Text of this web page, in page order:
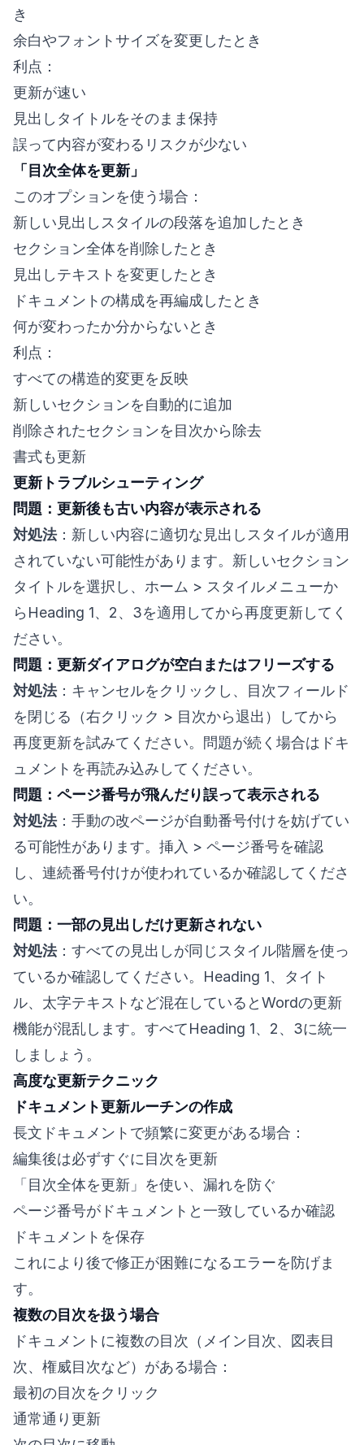
き
余白やフォントサイズを変更したとき
利点：
更新が速い
見出しタイトルをそのまま保持
誤って内容が変わるリスクが少ない
「目次全体を更新」
このオプションを使う場合：
新しい見出しスタイルの段落を追加したとき
セクション全体を削除したとき
見出しテキストを変更したとき
ドキュメントの構成を再編成したとき
何が変わったか分からないとき
利点：
すべての構造的変更を反映
新しいセクションを自動的に追加
削除されたセクションを目次から除去
書式も更新
更新トラブルシューティング
問題：更新後も古い内容が表示される
対処法：新しい内容に適切な見出しスタイルが適用
されていない可能性があります。新しいセクション
タイトルを選択し、ホーム > スタイルメニューか
らHeading 1、2、3を適用してから再度更新してく
ださい。
問題：更新ダイアログが空白またはフリーズする
対処法：キャンセルをクリックし、目次フィールド
を閉じる（右クリック > 目次から退出）してから
再度更新を試みてください。問題が続く場合はドキ
ュメントを再読み込みしてください。
問題：ページ番号が飛んだり誤って表示される
対処法：手動の改ページが自動番号付けを妨げてい
る可能性があります。挿入 > ページ番号を確認
し、連続番号付けが使われているか確認してくださ
い。
問題：一部の見出しだけ更新されない
対処法：すべての見出しが同じスタイル階層を使っ
ているか確認してください。Heading 1、タイト
ル、太字テキストなど混在しているとWordの更新
機能が混乱します。すべてHeading 1、2、3に統一
しましょう。
高度な更新テクニック
ドキュメント更新ルーチンの作成
長文ドキュメントで頻繁に変更がある場合：
編集後は必ずすぐに目次を更新
「目次全体を更新」を使い、漏れを防ぐ
ページ番号がドキュメントと一致しているか確認
ドキュメントを保存
これにより後で修正が困難になるエラーを防げま
す。
複数の目次を扱う場合
ドキュメントに複数の目次（メイン目次、図表目
次、権威目次など）がある場合：
最初の目次をクリック
通常通り更新